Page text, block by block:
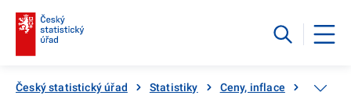
Český statistický úřad Statistiky Ceny, inflace